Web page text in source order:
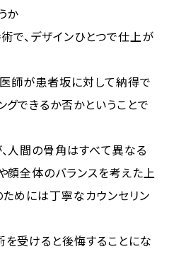
か
で、デザインひとつで仕上が
医師が患者坂に対して納得で
グできるか否かということで
人間の骨角はすべて異なる
顔全体のバランスを考えた上
ためには丁寧なカウンセリン
受けると後悔することにな